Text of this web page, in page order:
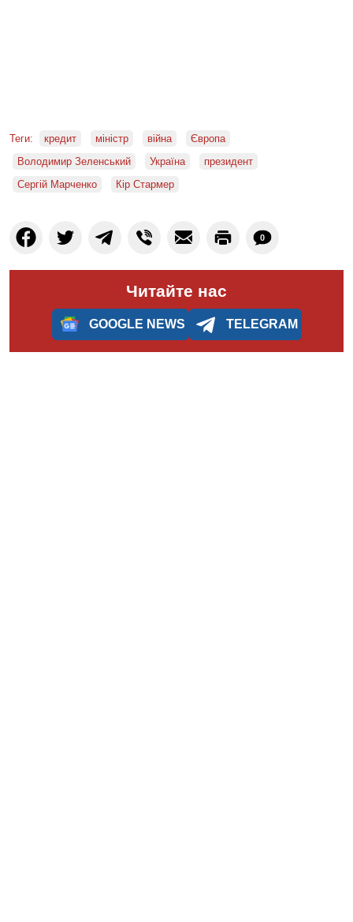
Теги: кредит міністр війна
Європа
Володимир Зеленський
Україна
президент
Сергій Марченко
Кір Стармер
0
Читайте нас
GOOGLE NEWS TELEGRAM